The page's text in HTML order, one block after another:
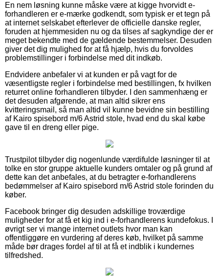
En nem løsning kunne måske være at kigge hvorvidt e-
forhandleren er e-mærke godkendt, som typisk er et tegn på
at internet selskabet efterlever de officielle danske regler,
foruden at hjemmesiden nu og da tilses af sagkyndige der er
meget bekendte med de gældende bestemmelser. Desuden
giver det dig mulighed for at få hjælp, hvis du forvoldes
problemstillinger i forbindelse med dit indkøb.
Endvidere anbefaler vi at kunden er på vagt for de
væsentligste regler i forbindelse med bestillingen, fx hvilken
returret online forhandleren tilbyder. I den sammenhæng er
det desuden afgørende, at man altid sikrer ens
kvitteringsmail, så man altid vil kunne bevidne sin bestilling
af Kairo spisebord m/6 Astrid stole, hvad end du skal købe
gave til en dreng eller pige.
Trustpilot tilbyder dig nogenlunde værdifulde løsninger til at
tolke en stor gruppe aktuelle kunders omtaler og på grund af
dette kan det anbefales, at du betragter e-forhandlerens
bedømmelser af Kairo spisebord m/6 Astrid stole forinden du
køber.
Facebook bringer dig desuden adskillige troværdige
muligheder for at få et kig ind i e-forhandlerens kundefokus. I
øvrigt ser vi mange internet outlets hvor man kan
offentliggøre en vurdering af deres køb, hvilket på samme
måde bør drages fordel af til at få et indblik i kundernes
tilfredshed.